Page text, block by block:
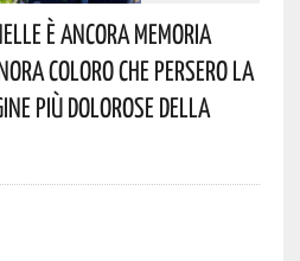
È Ancora Memoria
Coloro Che Persero La
Più Dolorose Della